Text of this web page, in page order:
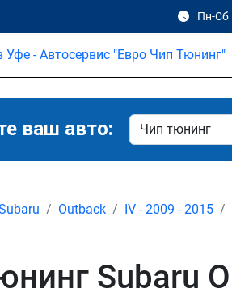
Пн-Сб
ваш авто:
Outback IV - 2009 - 2015
Subaru